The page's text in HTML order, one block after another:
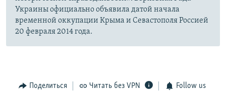
Украины официально объявила датой начала
временной оккупации Крыма и Севастополя Россией
20 февраля 2014 года.
Поделиться Читать без VPN Follow us